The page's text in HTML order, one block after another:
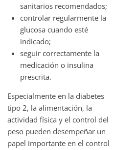
sanitarios recomendados;
controlar regularmente la
glucosa cuando esté
indicado;
seguir correctamente la
medicación o insulina
prescrita.
Especialmente en la diabetes
tipo 2, la alimentación, la
actividad física y el control del
peso pueden desempeñar un
papel importante en el control